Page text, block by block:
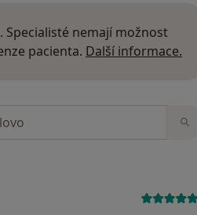
Specialisté nemají možnost
pacienta. Další informace.